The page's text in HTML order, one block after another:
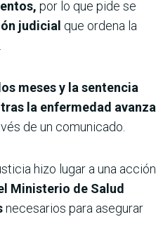
por lo que pide se
judicial que ordena la
meses y la sentencia
la enfermedad avanza
de un comunicado.
hizo lugar a una acción
Ministerio de Salud
necesarios para asegurar